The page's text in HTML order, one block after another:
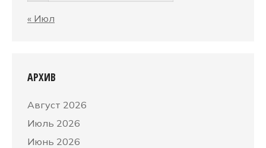
« Июл
АРХИВ
Август 2026
Июль 2026
Июнь 2026